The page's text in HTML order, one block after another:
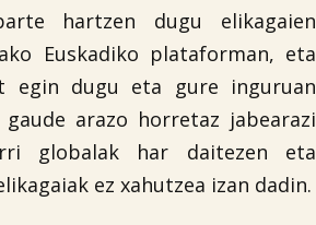
hartzen dugu elikagaien
Euskadiko plataforman, eta
egin dugu eta gure inguruan
arazo horretaz jabearazi
globalak har daitezen eta
ez xahutzea izan dadin.